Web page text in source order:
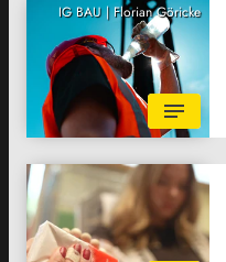
IG BAU | Florian Göricke